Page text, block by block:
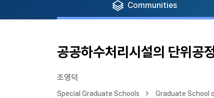
Communities
공공하수처리시설의 단위공
조영덕
Special Graduate Schools Graduate School